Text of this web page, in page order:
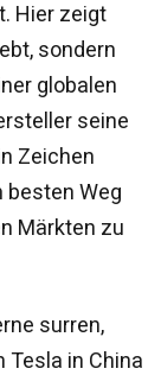
Hier zeigt
sondern
globalen
seine
Zeichen
besten Weg
Märkten zu
surren,
Tesla in China